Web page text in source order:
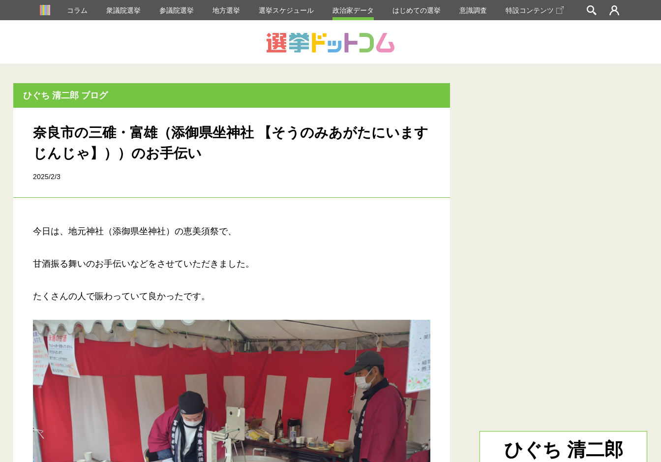
コラム 衆議院選挙 参議院選挙 地方選挙 選挙スケジュール 政治家データ はじめての選挙 意識調査 特設コンテンツ
ひぐち 清二郎 ブログ
奈良市の三碓・富雄（添御県坐神社 【そうのみあがたにいます
じんじゃ】））のお手伝い
2025/2/3
今日は、地元神社（添御県坐神社）の恵美須祭で、
甘酒振る舞いのお手伝いなどをさせていただきました。
たくさんの人で賑わっていて良かったです。
ひぐち 清二郎